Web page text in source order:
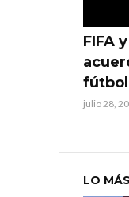
FIFA
julio 28,
LO